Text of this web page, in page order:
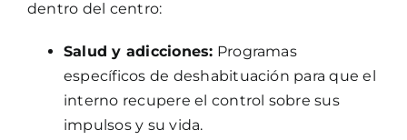
dentro del centro:
Salud y adicciones: Programas
específicos de deshabituación para que el
interno recupere el control sobre sus
impulsos y su vida.